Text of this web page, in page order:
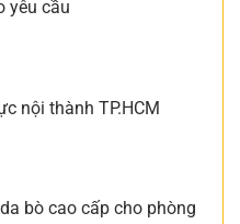
yêu cầu
nội thành TP.HCM
bò cao cấp cho phòng